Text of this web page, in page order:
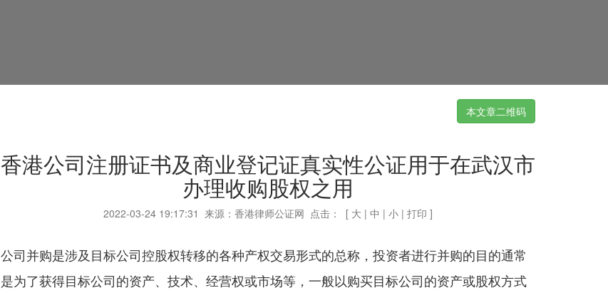
本文章二维码
香港公司注册证书及商业登记证真实性公证用于在武汉市
办理收购股权之用
2022-03-24 19:17:31 来源：香港律师公证网 点击： [ 大 | 中 | 小 | 打印 ]
公司并购是涉及目标公司控股权转移的各种产权交易形式的总称，投资者进行并购的目的通常
是为了获得目标公司的资产、技术、经营权或市场等，一般以购买目标公司的资产或股权方式